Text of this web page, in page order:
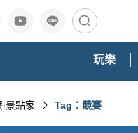
玩樂
景點家 Tag：競賽